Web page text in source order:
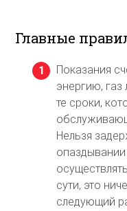
Главные
Показания
энергию,
те сроки,
Нельзя
сути, это
следующий